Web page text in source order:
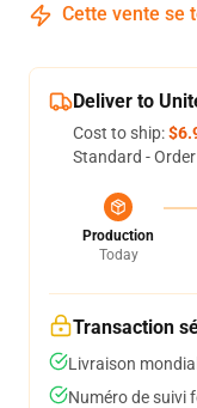
Cette vente se
Deliver to
Cost to ship:
Standard -
Production
Today
Transaction
Livraison
Numéro de suivi